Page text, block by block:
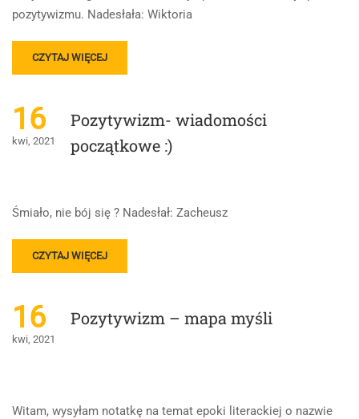
pozytywizmu. Nadesłała: Wiktoria
READ
MORE
POZYTYWIZM
CZYTAJ WIĘCEJ
16
kwi, 2021
Pozytywizm- wiadomości
początkowe :)
Śmiało, nie bój się ? Nadesłał: Zacheusz
READ
MORE
POZYTYWIZM-
WIADOMOŚCI
POCZĄTKOWE
CZYTAJ WIĘCEJ
16
kwi, 2021
Pozytywizm – mapa myśli
Witam, wysyłam notatkę na temat epoki literackiej o nazwie